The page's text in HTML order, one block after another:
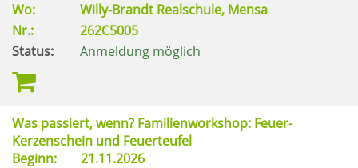
Wo:
Willy-Brandt Realschule, Mensa
Nr.:
262C5005
Status:
Anmeldung möglich
Was passiert, wenn? Familienworkshop: Feuer-
Kerzenschein und Feuerteufel
Beginn:
21.11.2026